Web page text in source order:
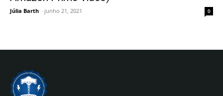
Júlia Barth - junho 21, 2021 0